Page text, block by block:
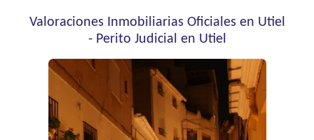
Valoraciones Inmobiliarias Oficiales en Utiel
- Perito Judicial en Utiel